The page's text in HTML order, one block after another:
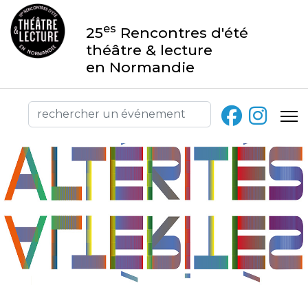
25es Rencontres d'été
théâtre & lecture
en Normandie